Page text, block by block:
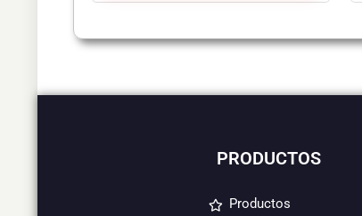
PRODUCTOS
Productos